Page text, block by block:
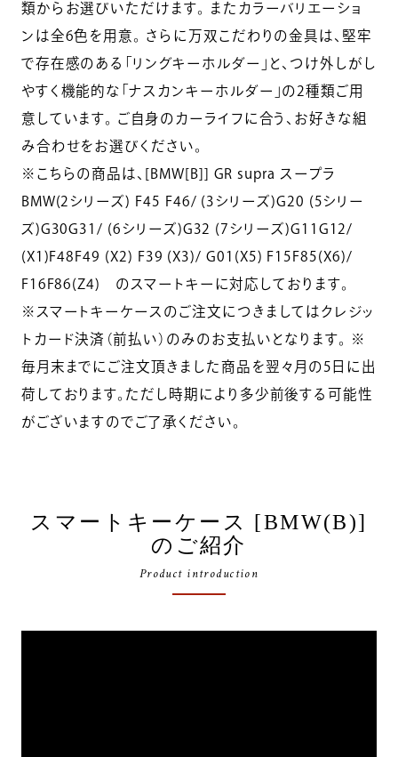
類からお選びいただけます。 またカラーバリエーショ
ンは全6色を用意。 さらに万双こだわりの金具は、堅牢
で存在感のある「リングキーホルダー」と、つけ外しがし
やすく機能的な「ナスカンキーホルダー」の2種類ご用
意しています。 ご自身のカーライフに合う、お好きな組
み合わせをお選びください。
※こちらの商品は、[BMW[B]] GR supra スープラ
BMW(2シリーズ) F45 F46/ (3シリーズ)G20 (5シリー
ズ)G30G31/ (6シリーズ)G32 (7シリーズ)G11G12/
(X1)F48F49 (X2) F39 (X3)/ G01(X5) F15F85(X6)/
F16F86(Z4) のスマートキーに対応しております。
※スマートキーケースのご注文につきましてはクレジッ
トカード決済（前払い）のみのお支払いとなります。 ※
毎月末までにご注文頂きました商品を翌々月の5日に出
荷しております。ただし時期により多少前後する可能性
がございますのでご了承ください。
スマートキーケース [BMW(B)]
のご紹介
Product introduction